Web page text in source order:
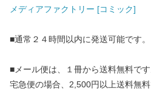
メディアファクトリー [コミック]
■通常２４時間以内に発送可能です。
■メール便は、１冊から送料無料です
宅急便の場合、2,500円以上送料無料